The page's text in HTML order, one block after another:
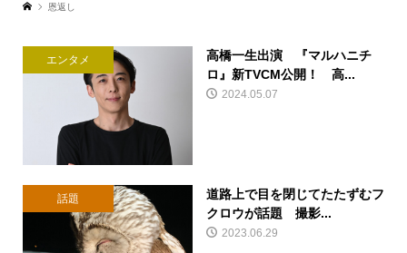
恩返し
エンタメ
高橋一生出演 『マルハニチ
ロ』新TVCM公開！ 高...
2024.05.07
話題
道路上で目を閉じてたたずむフ
クロウが話題 撮影...
2023.06.29